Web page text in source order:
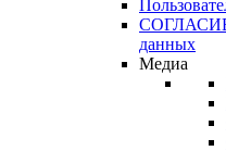
СОГЛАСИЕ
данных
Медиа